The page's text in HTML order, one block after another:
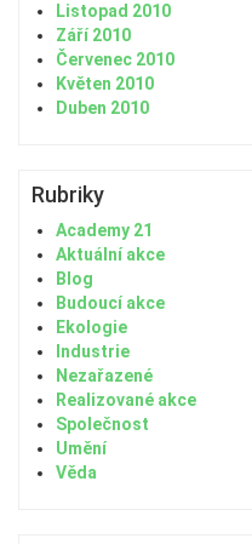
Listopad 2010
Září 2010
Červenec 2010
Květen 2010
Duben 2010
Rubriky
Academy 21
Aktuální akce
Blog
Budoucí akce
Ekologie
Industrie
Nezařazené
Realizované akce
Společnost
Umění
Věda